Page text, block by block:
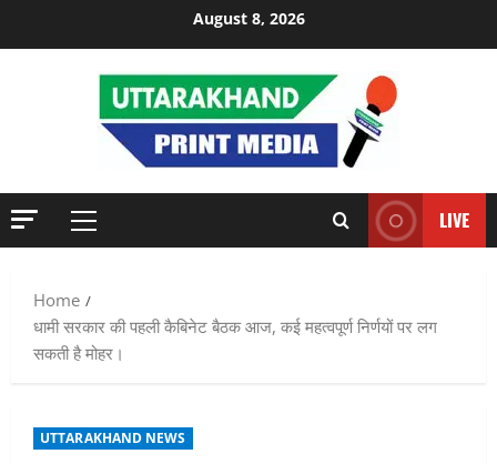
August 8, 2026
Primary
LIVE
Home
धामी सरकार की पहली कैबिनेट बैठक आज, कई महत्वपूर्ण निर्णयों पर लग
सकती है मोहर।
UTTARAKHAND NEWS